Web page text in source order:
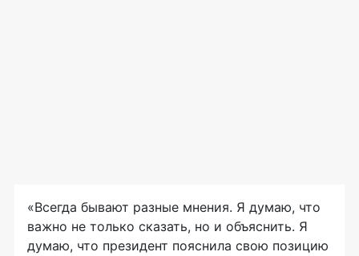
«Всегда бывают разные мнения. Я думаю, что
важно не только сказать, но и объяснить. Я
думаю, что президент пояснила свою позицию